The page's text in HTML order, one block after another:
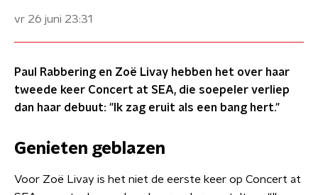
vr 26 juni 23:31
Paul Rabbering en Zoë Livay hebben het over haar
tweede keer Concert at SEA, die soepeler verliep
dan haar debuut: "Ik zag eruit als een bang hert."
Genieten geblazen
Voor Zoë Livay is het niet de eerste keer op Concert at